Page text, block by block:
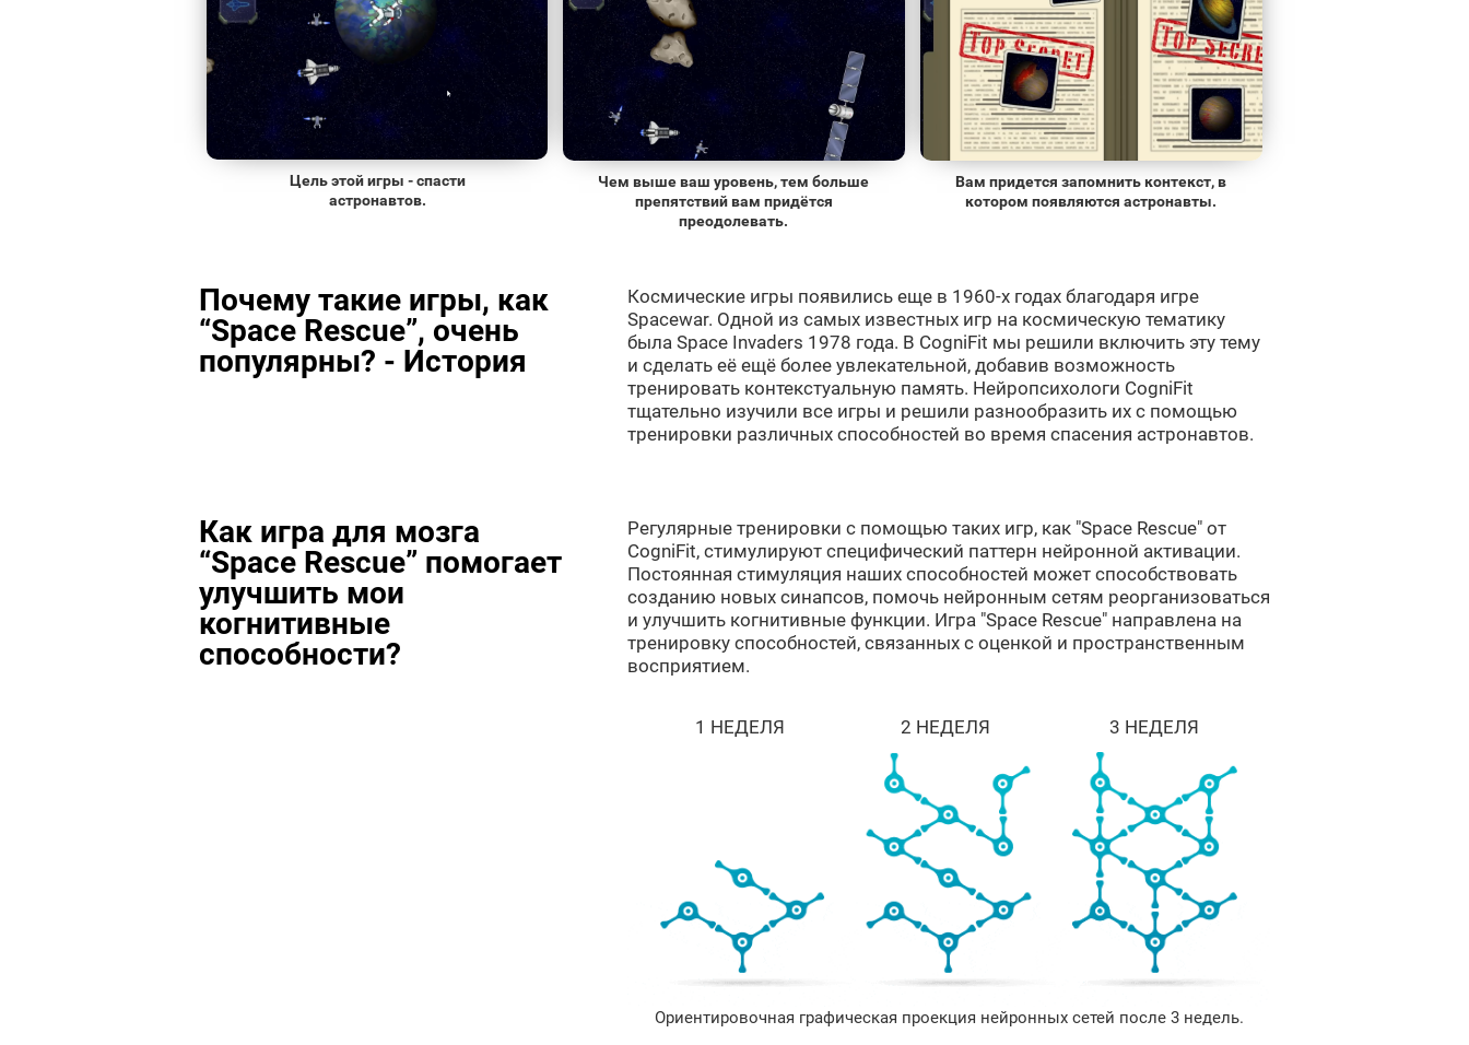
Цель этой игры - спасти
астронавтов.
Чем выше ваш уровень, тем больше
препятствий вам придётся
преодолевать.
Вам придется запомнить контекст, в
котором появляются астронавты.
Почему такие игры, как
“Space Rescue”, очень
популярны? - История
Космические игры появились еще в 1960-х годах благодаря игре
Spacewar. Одной из самых известных игр на космическую тематику
была Space Invaders 1978 года. В CogniFit мы решили включить эту тему
и сделать её ещё более увлекательной, добавив возможность
тренировать контекстуальную память. Нейропсихологи CogniFit
тщательно изучили все игры и решили разнообразить их с помощью
тренировки различных способностей во время спасения астронавтов.
Как игра для мозга
“Space Rescue” помогает
улучшить мои
когнитивные
способности?
Регулярные тренировки с помощью таких игр, как "Space Rescue" от
CogniFit, стимулируют специфический паттерн нейронной активации.
Постоянная стимуляция наших способностей может способствовать
созданию новых синапсов, помочь нейронным сетям реорганизоваться
и улучшить когнитивные функции. Игра "Space Rescue" направлена на
тренировку способностей, связанных с оценкой и пространственным
восприятием.
1 НЕДЕЛЯ 2 НЕДЕЛЯ 3 НЕДЕЛЯ
Ориентировочная графическая проекция нейронных сетей после 3 недель.